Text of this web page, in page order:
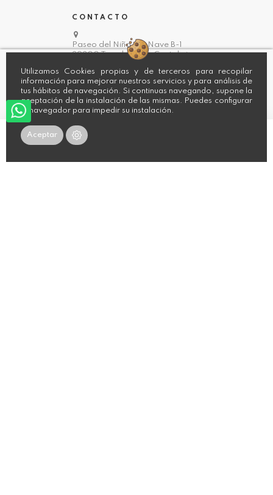
Utilizamos Cookies propias y de terceros para recopilar
información para mejorar nuestros servicios y para análisis de
tus hábitos de navegación. Si continuas navegando, supone la
aceptación de la instalación de las mismas. Puedes configurar
tu navegador para impedir su instalación.
Aceptar
CONTACTO
Paseo del Niño, 4 - Nave B-1
39300 Torrelavega, Cantabria.
942 88 10 15
hola@sachanaturalfashion.es
AYUDA